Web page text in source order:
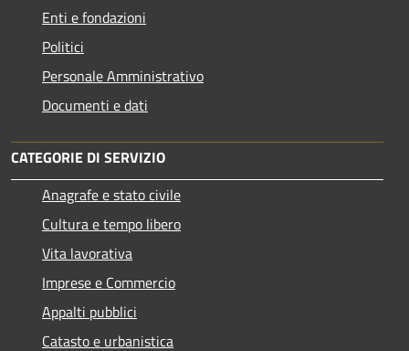
Enti e fondazioni
Politici
Personale Amministrativo
Documenti e dati
CATEGORIE DI SERVIZIO
Anagrafe e stato civile
Cultura e tempo libero
Vita lavorativa
Imprese e Commercio
Appalti pubblici
Catasto e urbanistica